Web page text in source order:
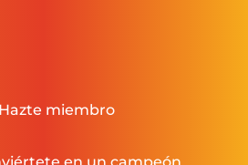
miembro
en un campeón